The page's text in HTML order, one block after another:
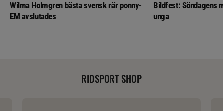
Wilma Holmgren bästa svensk när ponny-
EM avslutades
Bildfest: Söndagens
unga
RIDSPORT SHOP